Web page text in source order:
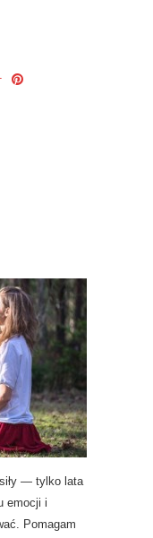
— tylko lata
emocji i
Pomagam